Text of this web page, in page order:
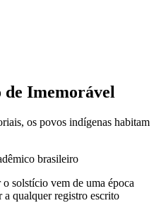
de Imemorável
os povos indígenas habitam
brasileiro
solstício vem de uma época
a qualquer registro escrito